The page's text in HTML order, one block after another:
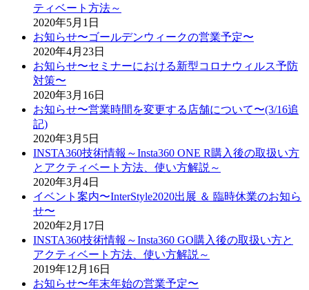
ティベート方法～
2020年5月1日
お知らせ〜ゴールデンウィークの営業予定〜
2020年4月23日
お知らせ〜セミナーにおける新型コロナウィルス予防
対策〜
2020年3月16日
お知らせ〜営業時間を変更する店舗について〜(3/16追
記)
2020年3月5日
INSTA360技術情報～Insta360 ONE R購入後の取扱い方
とアクティベート方法、使い方解説～
2020年3月4日
イベント案内〜InterStyle2020出展 ＆ 臨時休業のお知ら
せ〜
2020年2月17日
INSTA360技術情報～Insta360 GO購入後の取扱い方と
アクティベート方法、使い方解説～
2019年12月16日
お知らせ〜年末年始の営業予定〜